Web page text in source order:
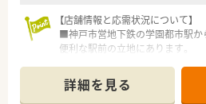
【店舗情報と応需状況について】
■神戸市営地下鉄の学園都市駅
便利な駅前の立地にあります。
目を応需し、月間約3,000枚の処
■薬剤師は常時4～5名体制で、事
詳細を見る